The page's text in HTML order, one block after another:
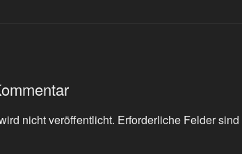
nicht veröffentlicht. Erforderliche Felder sind